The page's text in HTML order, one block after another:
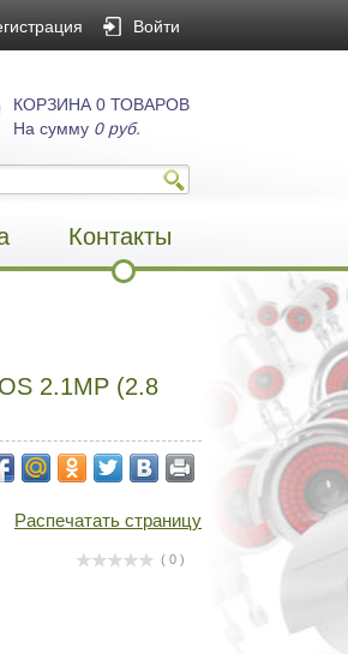
Войти
КОРЗИНА 0 ТОВАРОВ
На сумму 0 руб.
Контакты
2.1MP (2.8
Распечатать страницу
( 0 )